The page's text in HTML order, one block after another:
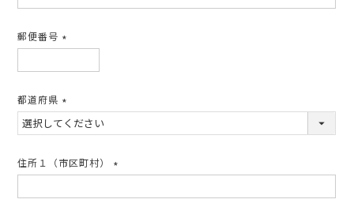
須)
郵便番号
須)
都道府県
(必
須)
住所１（市区町村）
須)